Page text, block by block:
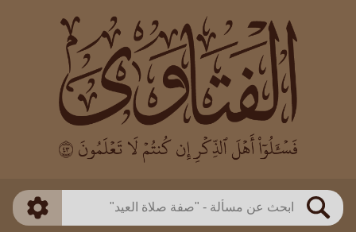
بحث
العالم
بن باز
بن العثيمين
اللجنة الدائمة
طريقة البحث
ذكي